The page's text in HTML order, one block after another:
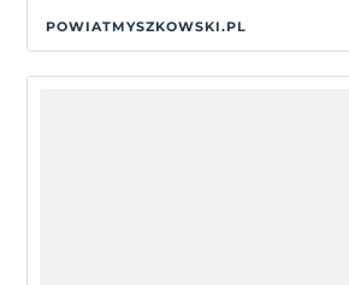
POWIATMYSZKOWSKI.PL